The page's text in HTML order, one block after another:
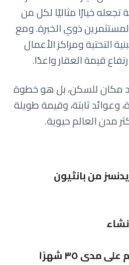
خيارًا مثاليًا لكل من
ذوي الخبرة. ومع
التحتية ومراكز الأعمال
قيمة العقار واعدًا.
مكان للسكن، بل هو خطوة
وعوائد ثابتة، وقيمة طويلة
مدن العالم حيوية.
من بانثيون